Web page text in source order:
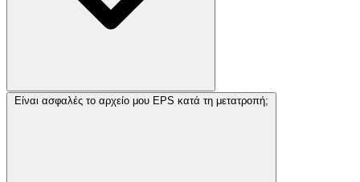
Είναι ασφαλές το αρχείο μου EPS κατά τη μετατροπή;